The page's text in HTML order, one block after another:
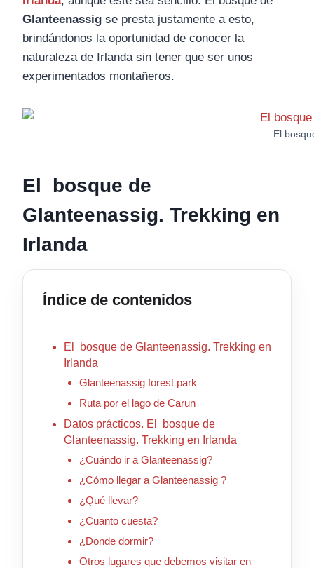
Glanteenassig se presta justamente a esto,
brindándonos la oportunidad de conocer la
naturaleza de Irlanda sin tener que ser unos
experimentados montañeros.
El
El bosque de
Glanteenassig. Trekking en
Irlanda
Índice de contenidos
El bosque de Glanteenassig. Trekking en
Irlanda
Glanteenassig forest park
Ruta por el lago de Carun
Datos prácticos. El bosque de
Glanteenassig. Trekking en Irlanda
¿Cuándo ir a Glanteenassig?
¿Cómo llegar a Glanteenassig ?
¿Qué llevar?
¿Cuanto cuesta?
¿Donde dormir?
Otros lugares que debemos visitar en